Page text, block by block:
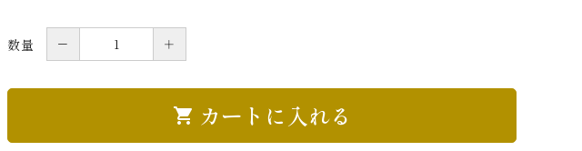
数量 － ＋
shopping_cart カートに入れる